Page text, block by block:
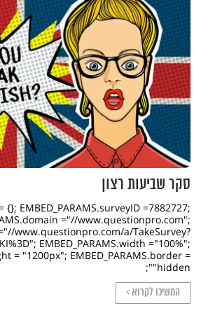
סקר שביעות רצון
{}; EMBED_PARAMS.surveyID =7882727;
="//www.questionpro.com";
="//www.questionpro.com/a/TakeSurvey?
EMBED_PARAMS.width ="100%";
= "1200px"; EMBED_PARAMS.border =
"hidden";
המשיכו לקרוא >